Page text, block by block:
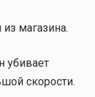
магазина.
убивает
скорости.